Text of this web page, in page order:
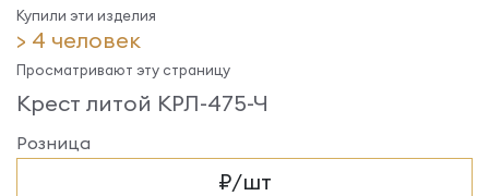
Купили эти изделия
> 4 человек
Просматривают эту страницу
Крест литой КРЛ-475-Ч
Розница
₽/шт